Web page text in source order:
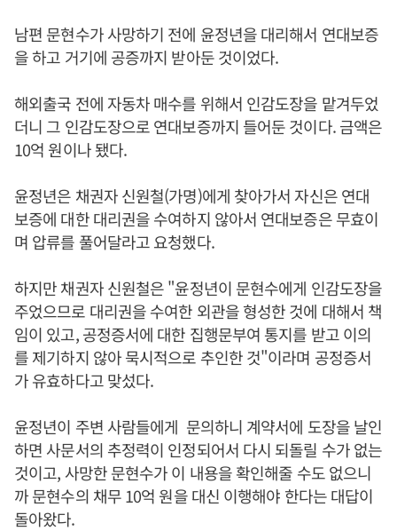
남편 문현수가 사망하기 전에 윤정년을 대리해서 연대보증
을 하고 거기에 공증까지 받아둔 것이었다.
해외출국 전에 자동차 매수를 위해서 인감도장을 맡겨두었
더니 그 인감도장으로 연대보증까지 들어둔 것이다. 금액은
10억 원이나 됐다.
윤정년은 채권자 신원철(가명)에게 찾아가서 자신은 연대
보증에 대한 대리권을 수여하지 않아서 연대보증은 무효이
며 압류를 풀어달라고 요청했다.
하지만 채권자 신원철은 "윤정년이 문현수에게 인감도장을
주었으므로 대리권을 수여한 외관을 형성한 것에 대해서 책
임이 있고, 공정증서에 대한 집행문부여 통지를 받고 이의
를 제기하지 않아 묵시적으로 추인한 것"이라며 공정증서
가 유효하다고 맞섰다.
윤정년이 주변 사람들에게 문의하니 계약서에 도장을 날인
하면 사문서의 추정력이 인정되어서 다시 되돌릴 수가 없는
것이고, 사망한 문현수가 이 내용을 확인해줄 수도 없으니
까 문현수의 채무 10억 원을 대신 이행해야 한다는 대답이
돌아왔다.